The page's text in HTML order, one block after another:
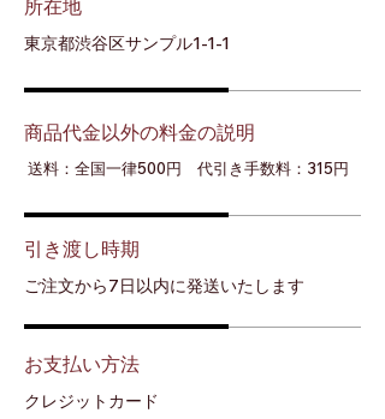
所在地
東京都渋谷区サンプル1-1-1
商品代金以外の料金の説明
送料：全国一律500円 代引き手数料：315円
引き渡し時期
ご注文から7日以内に発送いたします
お支払い方法
クレジットカード